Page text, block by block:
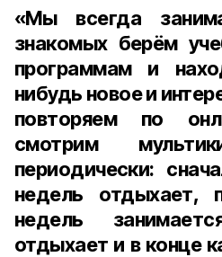
«Мы всегда
знакомых берём
программам и
нибудь новое и
повторяем по
смотрим
периодически:
недель отдыхает,
недель
отдыхает и в конце